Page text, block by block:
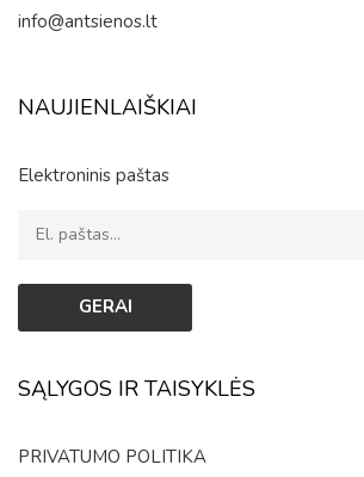
info@antsienos.lt
NAUJIENLAIŠKIAI
Elektroninis paštas
SĄLYGOS IR TAISYKLĖS
PRIVATUMO POLITIKA